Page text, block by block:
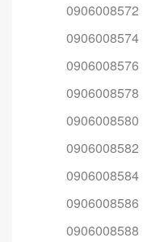
0906008572
0906008574
0906008576
0906008578
0906008580
0906008582
0906008584
0906008586
0906008588